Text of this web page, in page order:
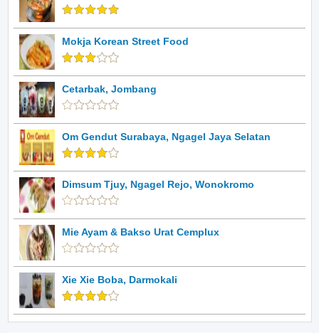
Mokja Korean Street Food
Cetarbak, Jombang
Om Gendut Surabaya, Ngagel Jaya Selatan
Dimsum Tjuy, Ngagel Rejo, Wonokromo
Mie Ayam & Bakso Urat Cemplux
Xie Xie Boba, Darmokali